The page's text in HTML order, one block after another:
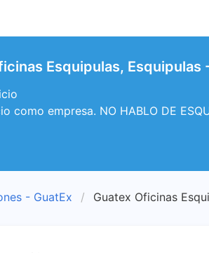
Esquipulas, Esquipulas
como empresa. NO HABLO DE
- GuatEx Guatex Oficinas